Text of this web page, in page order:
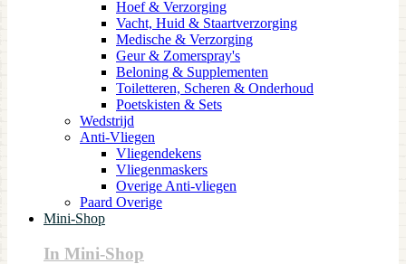
Hoef & Verzorging
Vacht, Huid & Staartverzorging
Medische & Verzorging
Geur & Zomerspray's
Beloning & Supplementen
Toiletteren, Scheren & Onderhoud
Poetskisten & Sets
Wedstrijd
Anti-Vliegen
Vliegendekens
Vliegenmaskers
Overige Anti-vliegen
Paard Overige
Mini-Shop
In Mini-Shop